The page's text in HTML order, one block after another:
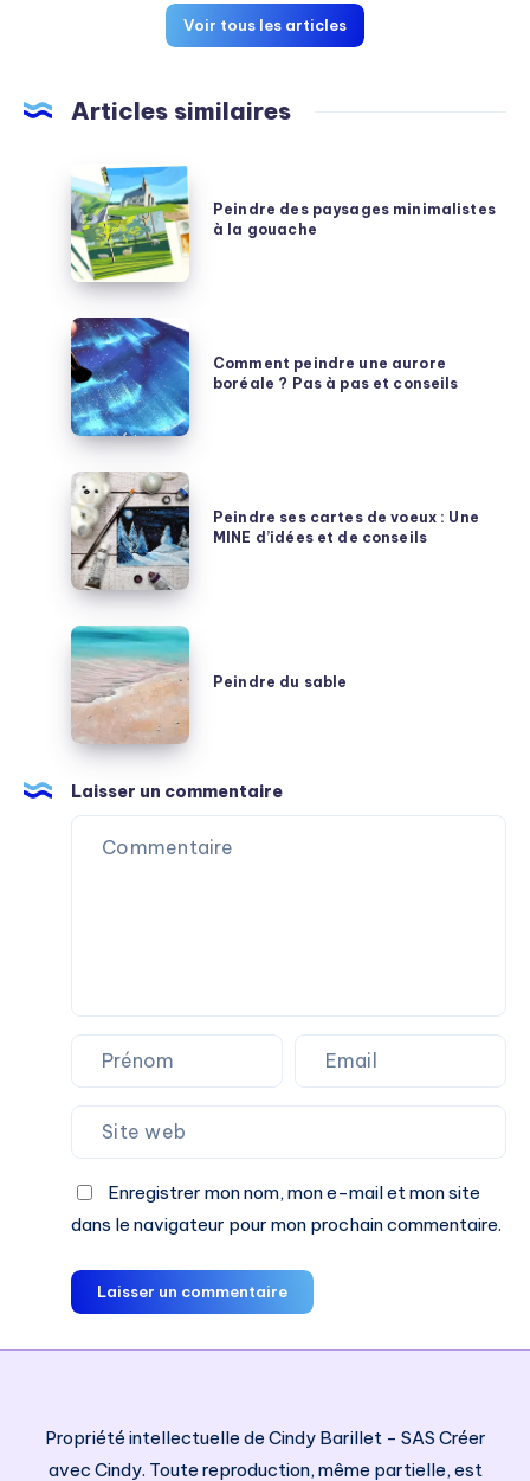
Voir tous les articles
Articles similaires
Peindre
des
paysages
minimalistes
la
gouache
Peindre des paysages minimalistes
à la gouache
Comment
peindre
une
aurore
boréale
?
Pas
à
pas
et
conseils
Comment peindre une aurore
boréale ? Pas à pas et conseils
Peindre
ses
cartes
de
voeux
:
Une
MINE
d’idées
et
de
conseils
Peindre ses cartes de voeux : Une
MINE d’idées et de conseils
Peindre
du
sable
Peindre du sable
Laisser un commentaire
Enregistrer mon nom, mon e-mail et mon site
dans le navigateur pour mon prochain commentaire.
Laisser un commentaire
Propriété intellectuelle de Cindy Barillet - SAS Créer
avec Cindy. Toute reproduction, même partielle, est